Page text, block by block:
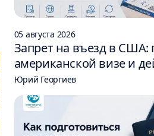
05 августа 2026
Запрет на въезд в США:
американской визе и
ограничения
Юрий Георгиев